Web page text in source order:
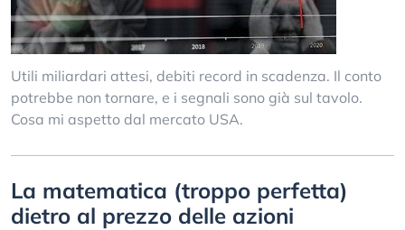
Utili miliardari attesi, debiti record in scadenza. Il conto
potrebbe non tornare, e i segnali sono già sul tavolo.
Cosa mi aspetto dal mercato USA.
La matematica (troppo perfetta)
dietro al prezzo delle azioni